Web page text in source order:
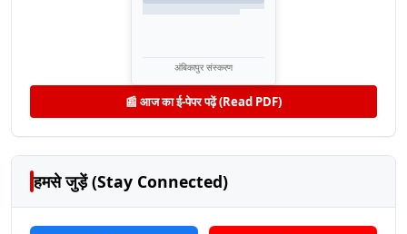
अंबिकापुर संस्करण
📰 आज का ई-पेपर पढ़ें (Read PDF)
हमसे जुड़ें (Stay Connected)